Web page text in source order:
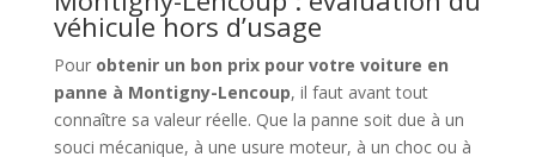
véhicule hors d’usage
Pour obtenir un bon prix pour votre voiture en
panne à Montigny-Lencoup, il faut avant tout
connaître sa valeur réelle. Que la panne soit due à un
souci mécanique, à une usure moteur, à un choc ou à